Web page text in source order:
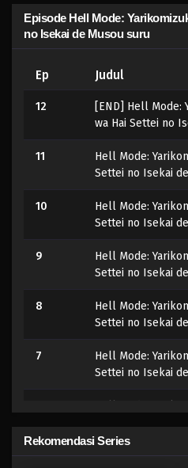
Episode Hell Mode:
no Isekai de Musou suru
Ep Judul
12
[END] Hell Mode:
wa Hai Settei no
11
Hell Mode:
Settei no Isekai
10
Hell Mode:
Settei no Isekai
9
Hell Mode:
Settei no Isekai
8
Hell Mode:
Settei no Isekai
7
Hell Mode:
Settei no Isekai
5
Hell Mode:
Rekomendasi Series